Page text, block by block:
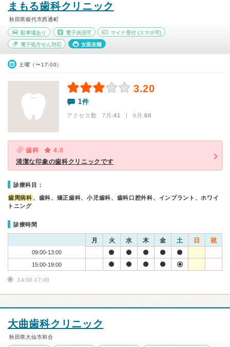
まもる歯科クリニック
秋田県能代市西通町
駐車場あり 電子決済可 マイナ受付 (スマホ可)
電子処方せん対応 女医在籍
土曜（〜17:00）
3.20
1件
アクセス数 7月:41 | 6月:60
歯科
4.0
清潔な印象の歯科クリニックです
診療科目：
歯周病科 、歯科、矯正歯科、小児歯科、歯科口腔外科、インプラント、ホワイ
トニング
診療時間
月 火 水 木 金 土 日 祝
09:00-13:00
15:00-19:00
14:00-17:00
大曲歯科クリニック
秋田県大仙市和合